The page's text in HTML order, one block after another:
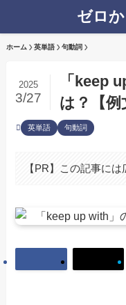
ゼロ
ホーム 英単語 句動詞
「keep
は？【例
2025
3/27
英単語 句動詞
【PR】この記事に